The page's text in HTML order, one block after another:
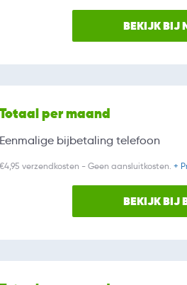
BEKIJK BIJ
Totaal per maand
Eenmalige bijbetaling telefoon
€4,95 verzendkosten - Geen aansluitkosten. +
BEKIJK BIJ